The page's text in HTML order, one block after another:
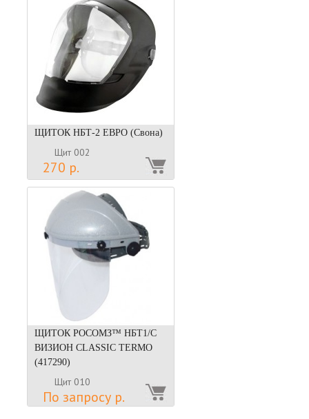
ЩИТОК НБТ-2 ЕВРО (Свона)
Щит 002
270 р.
ЩИТОК РОСОМЗ™ НБТ1/C
ВИЗИОН CLASSIC TERMO
(417290)
Щит 010
По запросу р.